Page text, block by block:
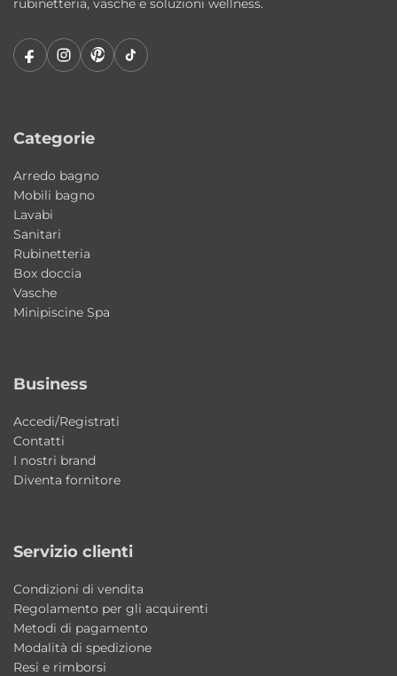
Lavabo Wynn in ceramica Terra Lucido
Caratteristiche principali
Collezione: Wynn
Design: Alessandro Paolelli
Materiale: ceramica
Installazione: appoggio o sospesa
Finitura: Terra Lucido
Misure disponibili:
70×40×h25 cm
Profondità vasca interna: circa 19 cm
Utilizzo: bagno, lavanderia, outdoor coperto
Fissaggi inclusi
Una soluzione versatile che unisce design
contemporaneo, praticità quotidiana e
qualità costruttiva. Perfetto per arredare
bagni, lavanderie e ambienti outdoor
eleganti con uno stile moderno e distintivo.
rubinetteria, vasche e soluzioni wellness.
Categorie
Arredo bagno
Mobili bagno
Lavabi
Sanitari
Rubinetteria
Box doccia
Vasche
Minipiscine Spa
Business
Accedi/Registrati
Contatti
I nostri brand
Diventa fornitore
Servizio clienti
Condizioni di vendita
Regolamento per gli acquirenti
Metodi di pagamento
Modalità di spedizione
Resi e rimborsi